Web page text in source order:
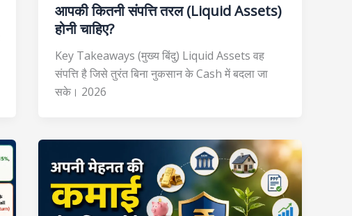
आपकी कितनी संपत्ति तरल (Liquid Assets)
होनी चाहिए?
Key Takeaways (मुख्य बिंदु) Liquid Assets वह
संपत्ति है जिसे तुरंत बिना नुकसान के Cash में बदला जा
सके। 2026